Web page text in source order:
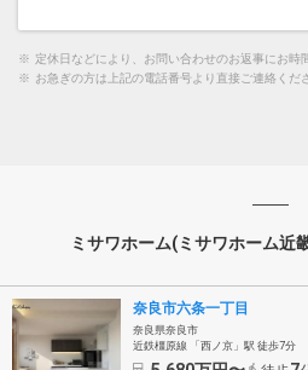
※ 定休日などにより、お問い合わせのお返事にお時
※ お急ぎの方は上記の電話番号より直接ご連絡くだ
ミサワホーム(ミサワホーム近
奈良市六条一丁目
奈良県奈良市
近鉄橿原線 「西ノ京」駅 徒歩7分